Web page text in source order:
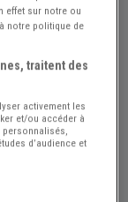
et
INCONEL 625
CAPRISTO,
accessoires
GTR, AUDI
en
effet sur notre ou
notre politique de
traitent des
activement les
et/ou accéder à
personnalisés,
d’audience et